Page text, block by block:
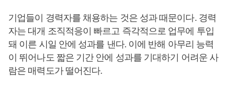
기업들이 경력자를 채용하는 것은 성과 때문이다. 경력
자는 대개 조직적응이 빠르고 즉각적으로 업무에 투입
돼 이른 시일 안에 성과를 낸다. 이에 반해 아무리 능력
이 뛰어나도 짧은 기간 안에 성과를 기대하기 어려운 사
람은 매력도가 떨어진다.